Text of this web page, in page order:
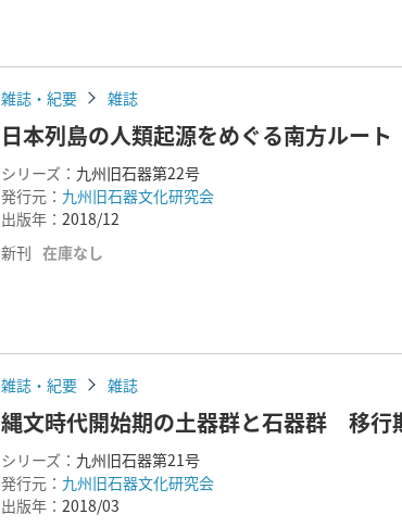
雑誌・紀要 雑誌
日本列島の人類起源をめぐる南方ルー
シリーズ： 九州旧石器第22号
発行元： 九州旧石器文化研究会
出版年： 2018/12
新刊 在庫なし
雑誌・紀要 雑誌
縄文時代開始期の土器群と石器群 移行
シリーズ： 九州旧石器第21号
発行元： 九州旧石器文化研究会
出版年： 2018/03